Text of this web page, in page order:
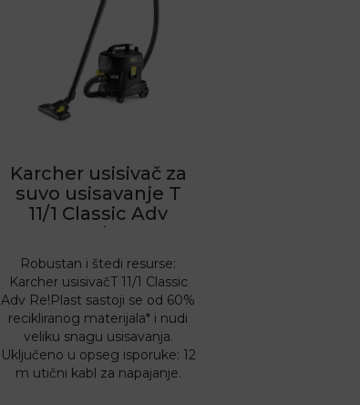
Karcher usisivač za
suvo usisavanje T
11/1 Classic Adv
Re!Plast
Robustan i štedi resurse:
Karcher usisivačT 11/1 Classic
Adv Re!Plast sastoji se od 60%
recikliranog materijala* i nudi
veliku snagu usisavanja.
Uključeno u opseg isporuke: 12
m utični kabl za napajanje.